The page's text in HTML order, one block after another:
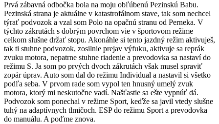
Prvá zábavná odbočka bola na moju obľúbenú Pezinskú Babu.
Pezinská strana je aktuálne v katastrofálnom stave, tak som nechcel
týrať podvozok a vzal som Polo na opačnú stranu od Perneka. V
týchto zákrutách s dobrým povrchom vie v športovom režime
celkom slušne držať stopu. Akonáhle si tento jazdný režim aktivuješ,
tak ti stuhne podvozok, zosilnie prejav výfuku, aktivuje sa reprák
zvuku motora, nepatrne stuhne riadenie a prevodovka sa nastaví do
režimu S. Ja som po prvých dvoch zákrutách však musel spraviť
zopár úprav. Auto som dal do režimu Individual a nastavil si všetko
podľa seba. V prvom rade som vypol ten hnusný umelý zvuk
motora, ktorý mi neskutočne vadí. Našťastie sa ešte vypnúť dá.
Podvozok som ponechal v režime Sport, keďže sa javil vtedy slušne
tuhý na adaptívnych tlmičoch. ESP do režimu Sport a prevodovka
do manuálu. A poďme znova.